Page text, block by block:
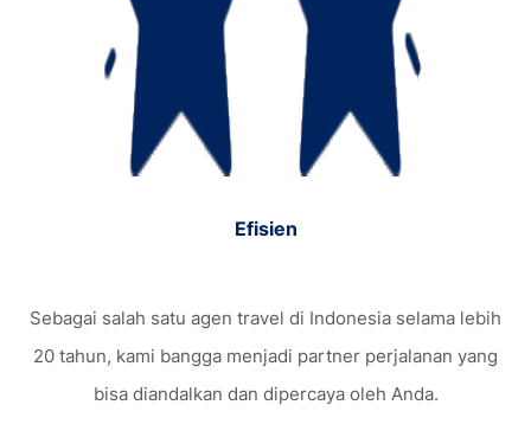
Efisien
Sebagai salah satu agen travel di Indonesia selama lebih
20 tahun, kami bangga menjadi partner perjalanan yang
bisa diandalkan dan dipercaya oleh Anda.